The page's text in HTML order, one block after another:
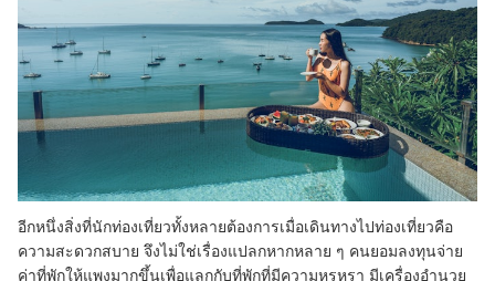
อีกหนึ่งสิ่งที่นักท่องเที่ยวทั้งหลายต้องการเมื่อเดินทางไปท่องเที่ยวคือ
ความสะดวกสบาย จึงไม่ใช่เรื่องแปลกหากหลาย ๆ คนยอมลงทุนจ่าย
ค่าที่พักให้แพงมากขึ้นเพื่อแลกกับที่พักที่มีความหรูหรา มีเครื่องอำนวย